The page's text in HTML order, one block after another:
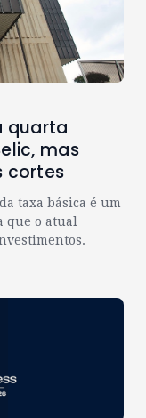
quarta
mas
cortes
taxa básica é um
que o atual